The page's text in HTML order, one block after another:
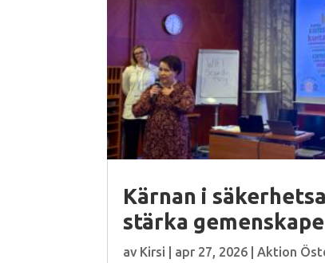
Kärnan i
stärka
av Kirsi apr 27, 2026 |Aktion